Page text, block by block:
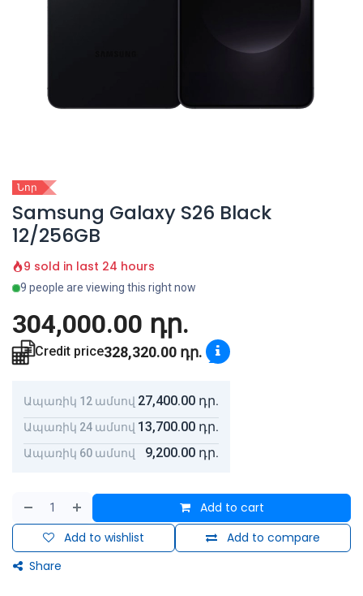
Նոր
Samsung Galaxy S26 Black
12/256GB
9 sold in last 24 hours
9 people are viewing this right now
304,000.00 դր.
Credit price328,320.00 դր.
Ապառիկ 12 ամսով 27,400.00 դր.
Ապառիկ 24 ամսով 13,700.00 դր.
Ապառիկ 60 ամսով 9,200.00 դր.
Add to cart
Add to compare
Add to wishlist
Share